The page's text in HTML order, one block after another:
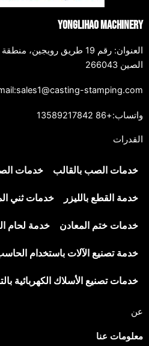
Yonglihao Machinery
العنوان: رقم 19 طريق
الصين 266043
stamping.com
واتساب:+86 13589217842
القدرات
خدمات الصب بالقالب خدمات
خدمة القطع بالليزر خدمات ثني
خدمات ختم المعادن خدمة لحام
خدمة تصنيع الآلات باستخدام
خدمات تصنيع الأسلاك الكهربائية
عن
معلومات عنا